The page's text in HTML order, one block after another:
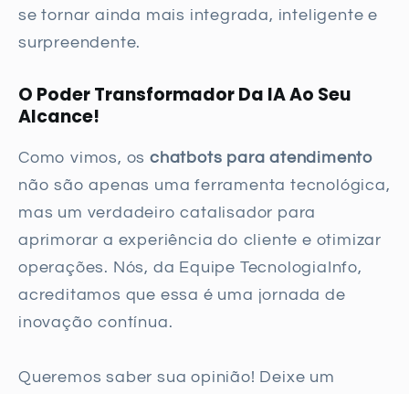
se tornar ainda mais integrada, inteligente e
surpreendente.
O Poder Transformador Da IA Ao Seu
Alcance!
Como vimos, os chatbots para atendimento
não são apenas uma ferramenta tecnológica,
mas um verdadeiro catalisador para
aprimorar a experiência do cliente e otimizar
operações. Nós, da Equipe TecnologiaInfo,
acreditamos que essa é uma jornada de
inovação contínua.
Queremos saber sua opinião! Deixe um